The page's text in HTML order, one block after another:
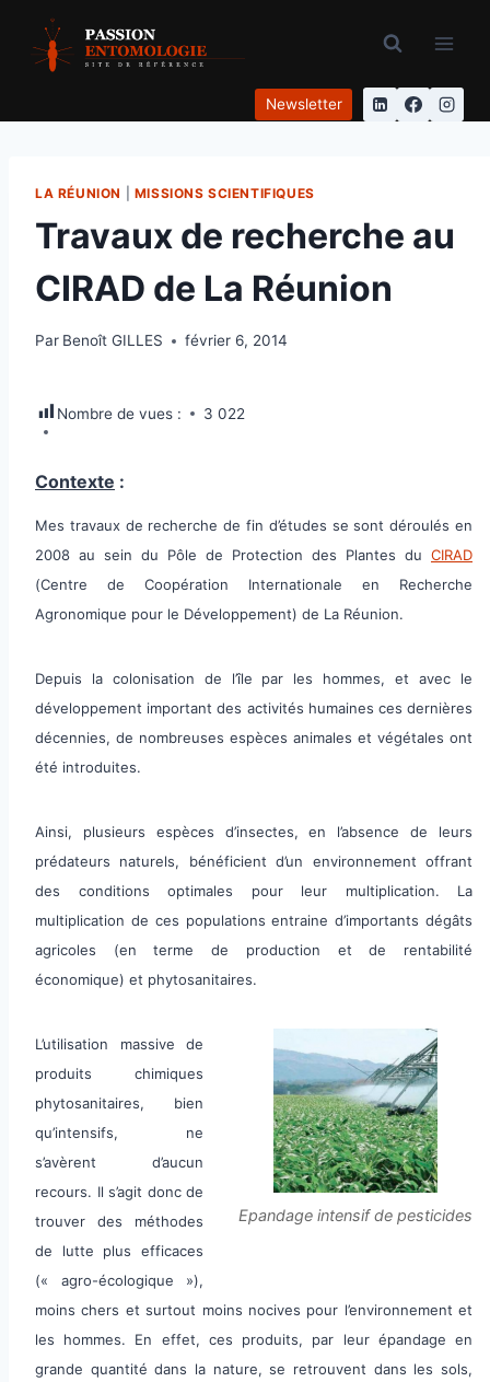
contenu
Newsletter
LA RÉUNION MISSIONS SCIENTIFIQUES
Travaux de recherche au
CIRAD de La Réunion
Par Benoît GILLES février 6, 2014
Nombre de vues : 3 022
Contexte :
Mes travaux de recherche de fin d’études se sont déroulés en
2008 au sein du Pôle de Protection des Plantes du CIRAD
(Centre de Coopération Internationale en Recherche
Agronomique pour le Développement) de La Réunion.
Depuis la colonisation de l’île par les hommes, et avec le
développement important des activités humaines ces dernières
décennies, de nombreuses espèces animales et végétales ont
été introduites.
Ainsi, plusieurs espèces d’insectes, en l’absence de leurs
prédateurs naturels, bénéficient d’un environnement offrant
des conditions optimales pour leur multiplication. La
multiplication de ces populations entraine d’importants dégâts
agricoles (en terme de production et de rentabilité
économique) et phytosanitaires.
Epandage intensif de pesticides
L’utilisation massive de
produits chimiques
phytosanitaires, bien
qu’intensifs, ne
s’avèrent d’aucun
recours. Il s’agit donc de
trouver des méthodes
de lutte plus efficaces
(« agro-écologique »),
moins chers et surtout moins nocives pour l’environnement et
les hommes. En effet, ces produits, par leur épandage en
grande quantité dans la nature, se retrouvent dans les sols,